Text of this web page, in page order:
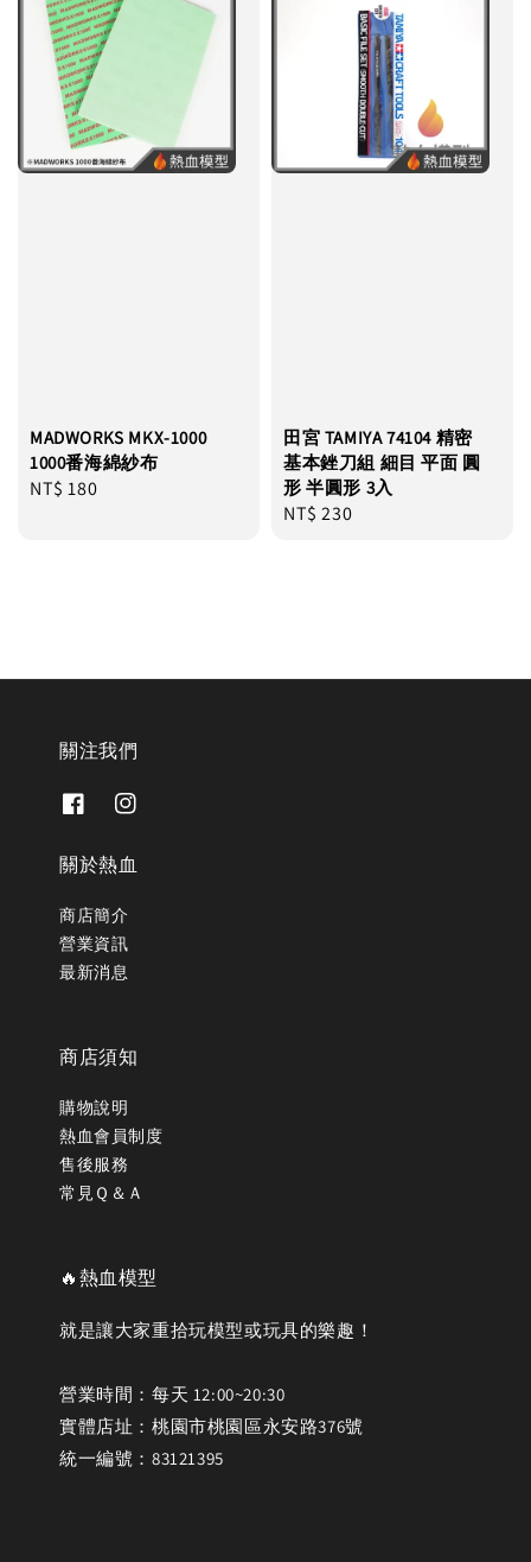
MADWORKS MKX-1000
1000番海綿紗布
Regular
NT$ 180
田宮 TAMIYA 74104 精密
基本銼刀組 細目 平面 圓
形 半圓形 3入
Regular
NT$ 230
關注我們
關於熱血
商店簡介
營業資訊
最新消息
商店須知
購物說明
熱血會員制度
售後服務
常見Ｑ＆Ａ
🔥熱血模型
就是讓大家重拾玩模型或玩具的樂趣！
營業時間：每天 12:00~20:30
實體店址：桃園市桃園區永安路376號
統一編號：83121395